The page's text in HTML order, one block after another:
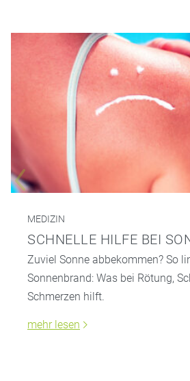
MEDIZIN
SCHNELLE HILFE BEI
Zuviel Sonne abbekommen? So
Sonnenbrand: Was bei Rötung,
Schmerzen hilft.
mehr lesen